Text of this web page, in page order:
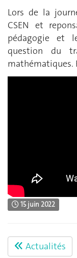
Lors de la
CSEN et
pédagogie et
question du
mathématiques.
15 juin 2022
Actualités